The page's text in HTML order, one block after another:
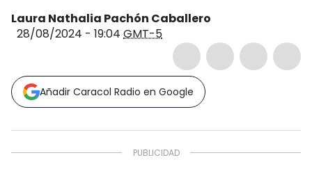
Laura Nathalia Pachón Caballero
28/08/2024 - 19:04 GMT-5
Añadir Caracol Radio en Google